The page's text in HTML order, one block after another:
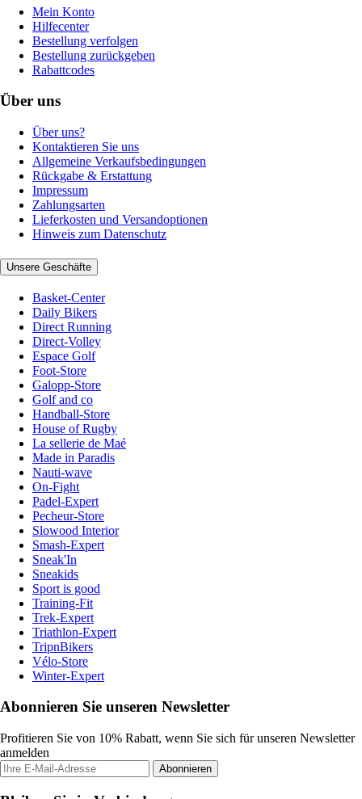
Mein Konto
Hilfecenter
Bestellung verfolgen
Bestellung zurückgeben
Rabattcodes
Über uns
Über uns?
Kontaktieren Sie uns
Allgemeine Verkaufsbedingungen
Rückgabe & Erstattung
Impressum
Zahlungsarten
Lieferkosten und Versandoptionen
Hinweis zum Datenschutz
Unsere Geschäfte
Basket-Center
Daily Bikers
Direct Running
Direct-Volley
Espace Golf
Foot-Store
Galopp-Store
Golf and co
Handball-Store
House of Rugby
La sellerie de Maé
Made in Paradis
Nauti-wave
On-Fight
Padel-Expert
Pecheur-Store
Slowood Interior
Smash-Expert
Sneak'In
Sneakids
Sport is good
Training-Fit
Trek-Expert
Triathlon-Expert
TripnBikers
Vélo-Store
Winter-Expert
Abonnieren Sie unseren Newsletter
Profitieren Sie von 10% Rabatt, wenn Sie sich für unseren Newsletter
anmelden
Abonnieren